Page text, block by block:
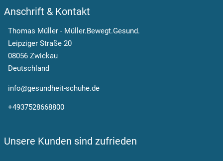
Anschrift & Kontakt
Thomas Müller - Müller.Bewegt.Gesund.
Leipziger Straße 20
08056 Zwickau
Deutschland
info@gesundheit-schuhe.de
+4937528668800
Unsere Kunden sind zufrieden